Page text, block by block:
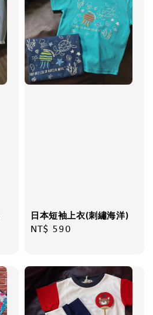
日本短袖上衣(刺繡海洋)
Regular
NT$ 590